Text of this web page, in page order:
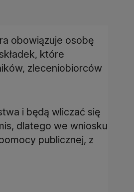
obowiązuje osobę
które
zleceniobiorców
i będą wliczać się
dlatego we wniosku
publicznej, z